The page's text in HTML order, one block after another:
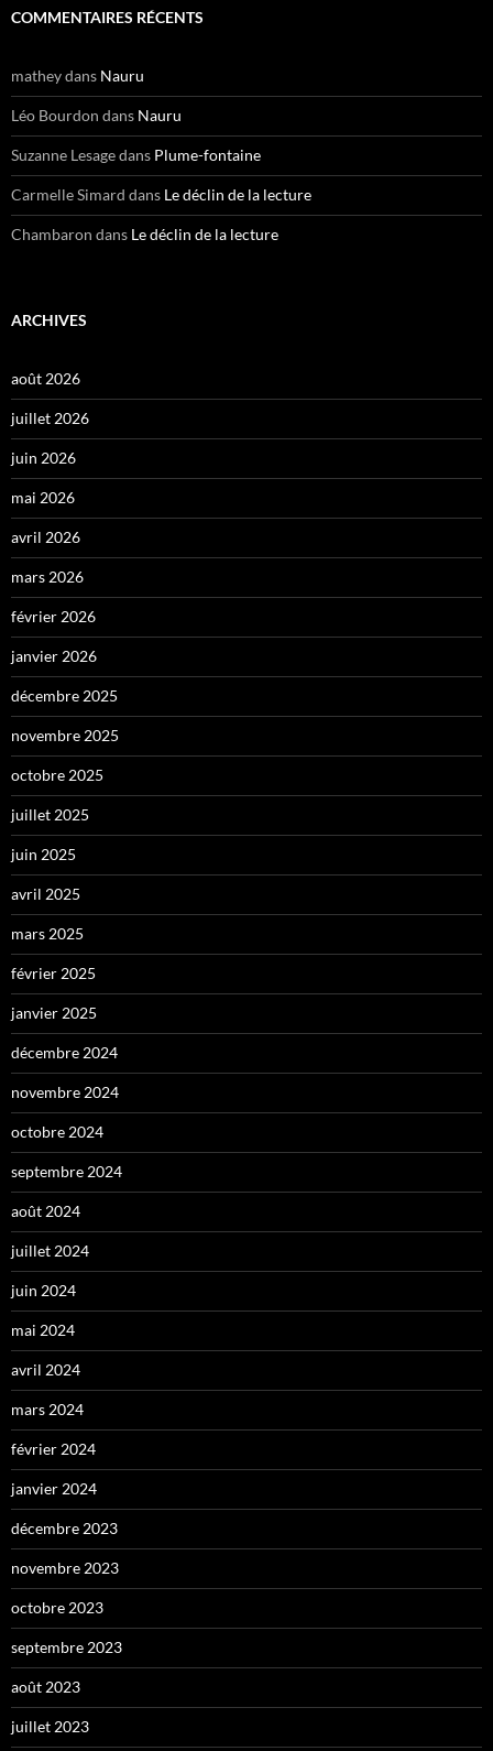
COMMENTAIRES RÉCENTS
matheydans Nauru
Léo Bourdon dans Nauru
Suzanne Lesagedans Plume-fontaine
Carmelle Simard dans Le déclin de la lecture
Chambaron dans Le déclin de la lecture
ARCHIVES
août 2026
juillet 2026
juin 2026
mai 2026
avril 2026
mars 2026
février 2026
janvier 2026
décembre 2025
novembre 2025
octobre 2025
juillet 2025
juin 2025
avril 2025
mars 2025
février 2025
janvier 2025
décembre 2024
novembre 2024
octobre 2024
septembre 2024
août 2024
juillet 2024
juin 2024
mai 2024
avril 2024
mars 2024
février 2024
janvier 2024
décembre 2023
novembre 2023
octobre 2023
septembre 2023
août 2023
juillet 2023